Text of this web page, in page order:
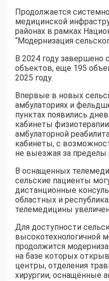
Продолжается
медицинской
районах в рамках
“Модернизация
В 2024 году завершено
объектов, еще 195
2025 году.
Впервые в новых
амбулаториях и
пунктах появились
кабинеты
амбулаторной
кабинеты, с
не выезжая за пределы
В оснащенных
сельские пациенты
дистанционные
областных и
телемедицины
Для доступности
высокотехнологичной
продолжится
на базе которых
центры, отделения
хирургии, оснащённые